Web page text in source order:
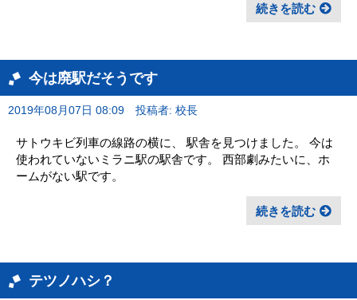
続きを読む
今は廃駅だそうです
2019年08月07日 08:09 投稿者: 校長
サトウキビ列車の線路の横に、 駅舎を見つけました。 今は
使われていないミラニ駅の駅舎です。 西部劇みたいに、ホ
ームがない駅です。
続きを読む
テツノハシ？